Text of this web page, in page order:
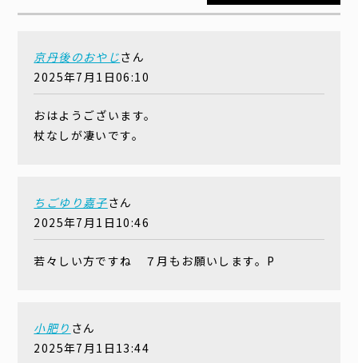
京丹後のおやじさん
2025年7月1日06:10
おはようございます。
杖なしが凄いです。
ちごゆり嘉子さん
2025年7月1日10:46
若々しい方ですね ７月もお願いします。P
小肥り さん
2025年7月1日13:44